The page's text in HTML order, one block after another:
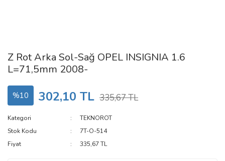
Z Rot Arka Sol-Sağ OPEL INSIGNIA 1.6
L=71,5mm 2008-
%10 302,10 TL 335,67 TL
Kategori
TEKNOROT
Stok Kodu
7T-O-514
Fiyat
335,67 TL